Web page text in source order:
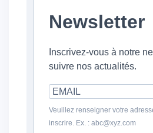
Newsletter
Inscrivez-vous à notre
suivre nos actualités.
Veuillez renseigner votre
inscrire. Ex. : abc@xyz.com